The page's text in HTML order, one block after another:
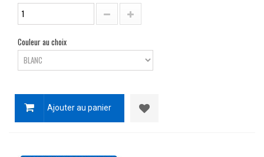
Couleur au choix
Ajouter au panier